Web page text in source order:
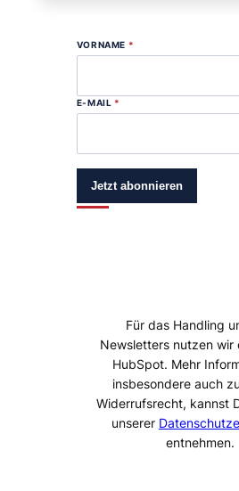
VORNAME *
E-MAIL *
Jetzt abonnieren
Für das Handling
Newsletters nutzen wir
HubSpot. Mehr
insbesondere auch
Widerrufsrecht, kannst
unserer
entnehmen.